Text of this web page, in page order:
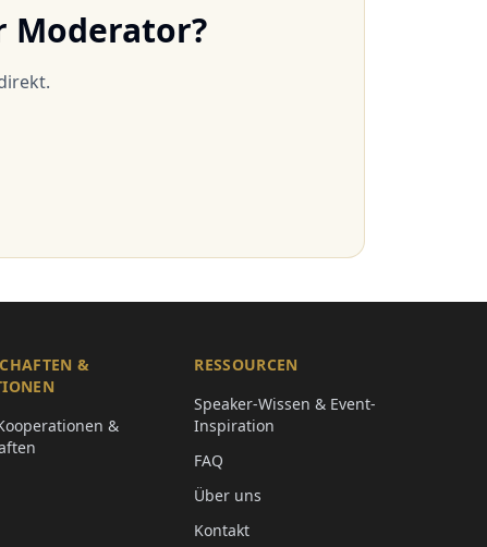
Moderator?
&
&
RESSOURCEN
Speaker-Wissen & Event-
Inspiration
FAQ
Über uns
Kontakt